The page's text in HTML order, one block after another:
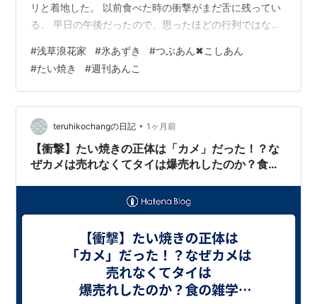
リと着地した。 以前食べた時の衝撃がまだ舌に残ってい
る。 平日の午後だったので、思ったほどの行列ではなか
待ち時間で店内に入ることができた。 右手では店主が一
丁焼きで鯛焼きを焼いている。あんこのいい匂いが流れ
てくる。たまらん光景。 レゲエが流れ、テーブル間はゆ
ったりしていて、ここは浅草の中の不思議系オアシス、
と言いたくなる。 ★本日のテーブル かき氷（あずき）８
００円 トッピングこしあん１８０円…
#浅草浪花家 #氷あずき #つぶあん✖こしあん
#たい焼き #週刊あんこ
teruhikochangの日記 • 1ヶ月前
【衝撃】たい焼きの正体は「カメ」だった！？な
ぜカメは売れなくてタイは爆売れしたのか？食の